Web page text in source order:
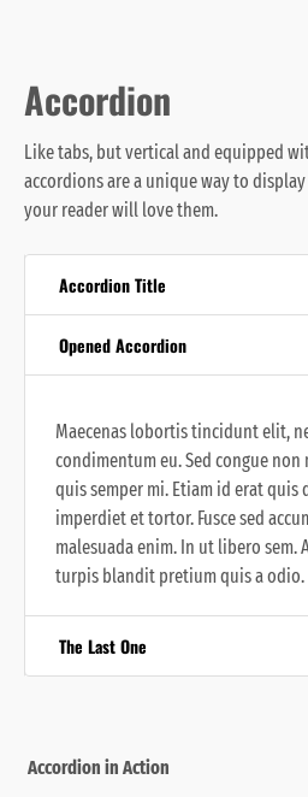
Accordion
Like tabs, but vertical and equipped
accordions are a unique way to
your reader will love them.
Accordion Title
Opened Accordion
Maecenas lobortis tincidunt elit,
condimentum eu. Sed congue
quis semper mi. Etiam id erat quis
imperdiet et tortor. Fusce sed
malesuada enim. In ut libero sem.
turpis blandit pretium quis a odio.
The Last One
Accordion in Action